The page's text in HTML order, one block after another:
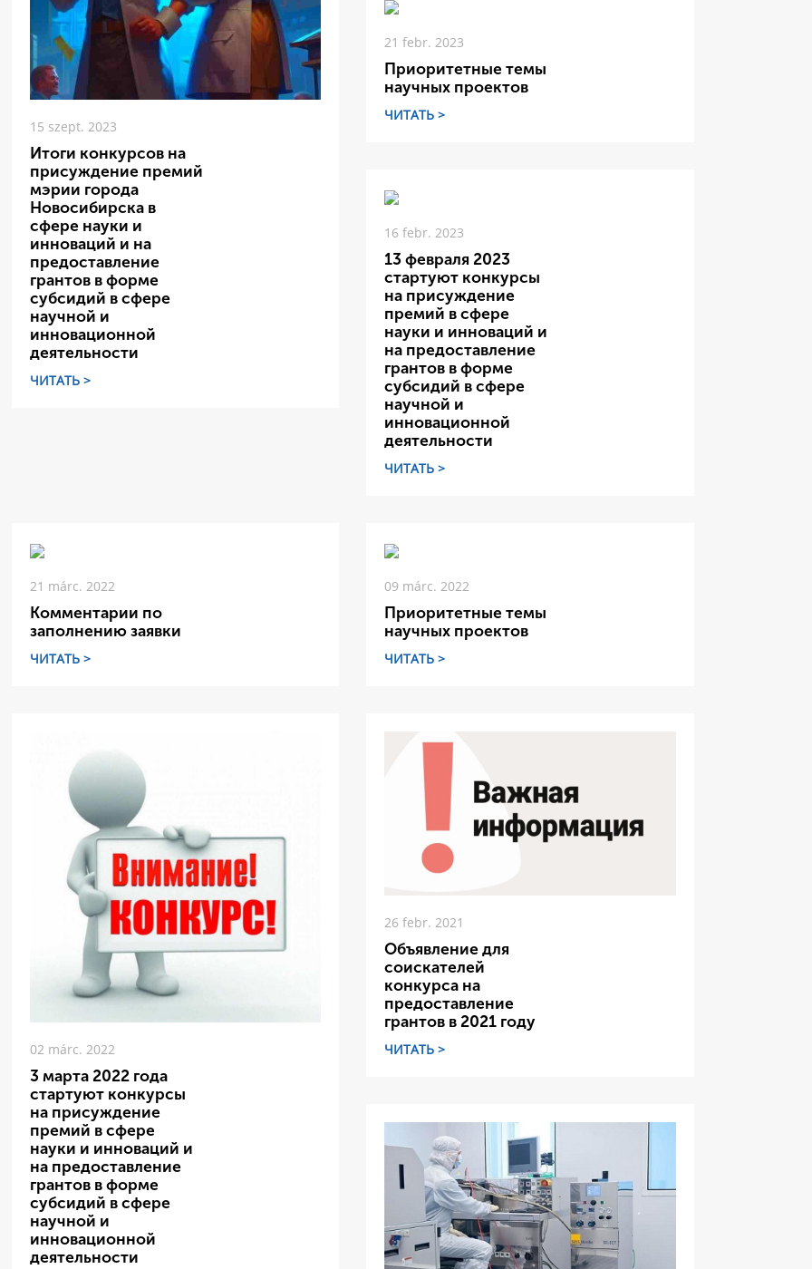
15 szept. 2023
Итоги конкурсов на
присуждение премий
мэрии города
Новосибирска в
сфере науки и
инноваций и на
предоставление
грантов в форме
субсидий в сфере
научной и
инновационной
деятельности
ЧИТАТЬ >
21 febr. 2023
Приоритетные темы
научных проектов
ЧИТАТЬ >
16 febr. 2023
13 февраля 2023
стартуют конкурсы
на присуждение
премий в сфере
науки и инноваций и
на предоставление
грантов в форме
субсидий в сфере
научной и
инновационной
деятельности
ЧИТАТЬ >
21 márc. 2022
Комментарии по
заполнению заявки
ЧИТАТЬ >
09 márc. 2022
Приоритетные темы
научных проектов
ЧИТАТЬ >
02 márc. 2022
3 марта 2022 года
стартуют конкурсы
на присуждение
премий в сфере
науки и инноваций и
на предоставление
грантов в форме
субсидий в сфере
научной и
инновационной
деятельности
26 febr. 2021
Объявление для
соискателей
конкурса на
предоставление
грантов в 2021 году
ЧИТАТЬ >